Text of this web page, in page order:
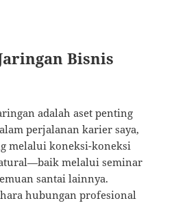
Bisnis
adalah aset penting
perjalanan karier saya,
melalui koneksi-koneksi
melalui seminar
santai lainnya.
hubungan profesional